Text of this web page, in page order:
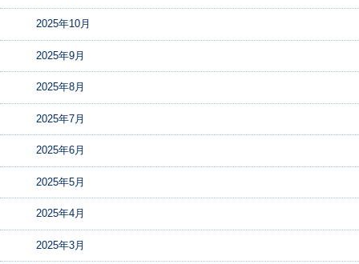
2025年10月
2025年9月
2025年8月
2025年7月
2025年6月
2025年5月
2025年4月
2025年3月